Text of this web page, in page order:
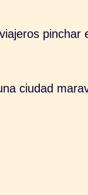
pinchar
ciudad